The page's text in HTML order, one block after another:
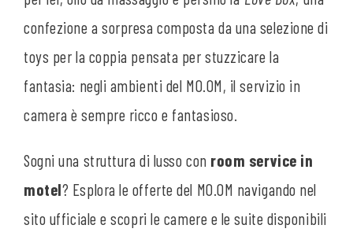
confezione a sorpresa composta da una selezione di
toys per la coppia pensata per stuzzicare la
fantasia: negli ambienti del MO.OM, il servizio in
camera è sempre ricco e fantasioso.
Sogni una struttura di lusso con room service in
motel? Esplora le offerte del MO.OM navigando nel
sito ufficiale e scopri le camere e le suite disponibili